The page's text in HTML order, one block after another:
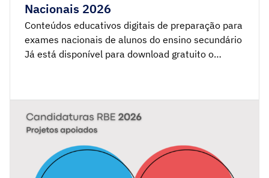
Nacionais 2026
Conteúdos educativos digitais de preparação para
exames nacionais de alunos do ensino secundário
Já está disponível para download gratuito o
acesso a Cadernos e Roteiros Temáticos,
organizados por ano e disciplina, que integram
guiões de trabalho autónomo (GTA), recursos